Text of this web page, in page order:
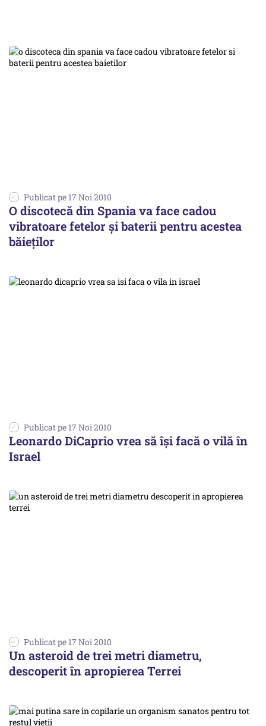
Publicat pe 17 Noi 2010
O discotecă din Spania va face cadou
vibratoare fetelor și baterii pentru acestea
băieților
Publicat pe 17 Noi 2010
Leonardo DiCaprio vrea să își facă o vilă în
Israel
Publicat pe 17 Noi 2010
Un asteroid de trei metri diametru,
descoperit în apropierea Terrei